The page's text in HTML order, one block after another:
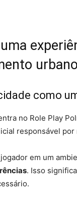
urbano
como
no Role Play
responsável
em um
. Isso